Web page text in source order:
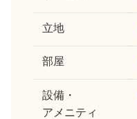
立地
部屋
設備・
アメニティ